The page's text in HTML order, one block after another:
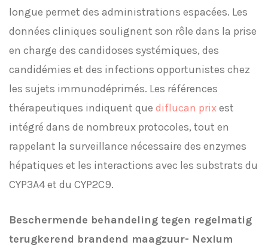
longue permet des administrations espacées. Les
données cliniques soulignent son rôle dans la prise
en charge des candidoses systémiques, des
candidémies et des infections opportunistes chez
les sujets immunodéprimés. Les références
thérapeutiques indiquent que diflucan prixest
intégré dans de nombreux protocoles, tout en
rappelant la surveillance nécessaire des enzymes
hépatiques et les interactions avec les substrats du
CYP3A4 et du CYP2C9.
Beschermende behandeling tegen regelmatig
terugkerend brandend maagzuur- Nexium